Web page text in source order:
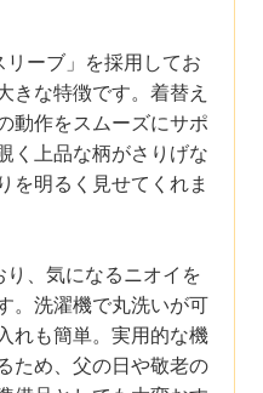
ーブ」を採用してお
きな特徴です。着替え
動作をスムーズにサポ
く上品な柄がさりげな
を明るく見せてくれま
、気になるニオイを
。洗濯機で丸洗いが可
れも簡単。実用的な機
ため、父の日や敬老の